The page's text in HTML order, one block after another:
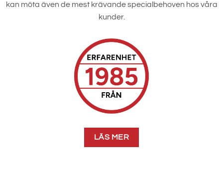
kan möta även de mest krävande specialbehoven hos våra
kunder.
LÄS MER